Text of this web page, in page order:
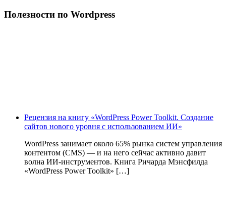
Полезности по Wordpress
Рецензия на книгу «WordPress Power Toolkit. Создание
сайтов нового уровня с использованием ИИ»
WordPress занимает около 65% рынка систем управления
контентом (CMS) — и на него сейчас активно давит
волна ИИ‑инструментов. Книга Ричарда Мэнсфилда
«WordPress Power Toolkit» […]